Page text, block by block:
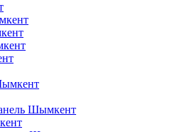
Шымкент